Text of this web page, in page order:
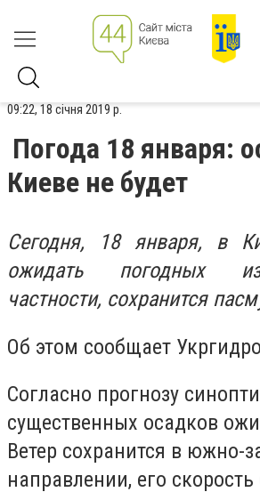
09:22, 18 січня 2019 р.
Погода 18 января:
Киеве не будет
Сегодня, 18 января, в
ожидать погодных
частности, сохранится
Об этом сообщает
Согласно прогнозу
существенных осадков
Ветер сохранится в южно-
направлении, его скорость